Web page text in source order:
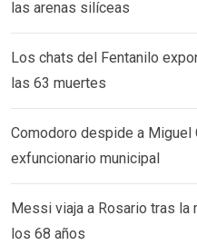
las arenas silíceas
Los chats del Fentanilo
las 63 muertes
Comodoro despide a Miguel
exfuncionario municipal
Messi viaja a Rosario tras la
los 68 años